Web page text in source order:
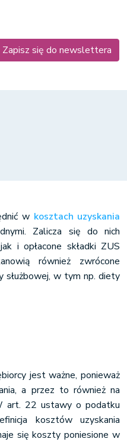
Zapisz się do newslettera
w kosztach uzyskania
Zalicza się do nich
i opłacone składki ZUS
również zwrócone
służbowej, w tym np. diety
jest ważne, ponieważ
a przez to również na
art. 22 ustawy o podatku
kosztów uzyskania
się koszty poniesione w